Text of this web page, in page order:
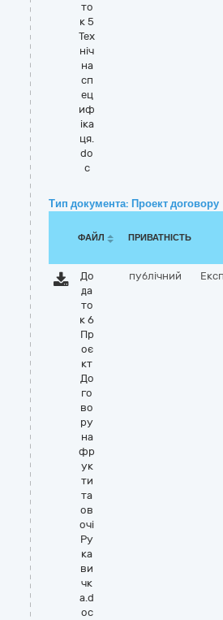
то
к 5
Тех
ніч
на
сп
ец
иф
іка
ця.
do
c
Тип документа: Проект договору
ФАЙЛ ПРИВАТНІСТЬ
До
да
то
к 6
Пр
оє
кт
До
го
во
ру
на
фр
ук
ти
та
ов
очі
Ру
ка
ви
чк
а.d
oc
публічний